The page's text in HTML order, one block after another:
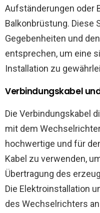
Aufständerungen oder
Balkonbrüstung. Diese
Gegebenheiten und
entsprechen, um eine
Installation zu
Verbindungskabel
Die Verbindungskabel
mit dem
hochwertige und für
Kabel zu verwenden,
Übertragung des
Die Elektroinstallation
des Wechselrichters